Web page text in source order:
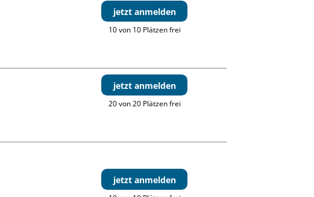
jetzt anmelden
10 von 10 Plätzen frei
jetzt anmelden
20 von 20 Plätzen frei
jetzt anmelden